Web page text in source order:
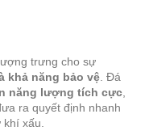
trưng cho sự
khả năng bảo vệ. Đá
năng lượng tích cực,
ra quyết định nhanh
khí xấu.